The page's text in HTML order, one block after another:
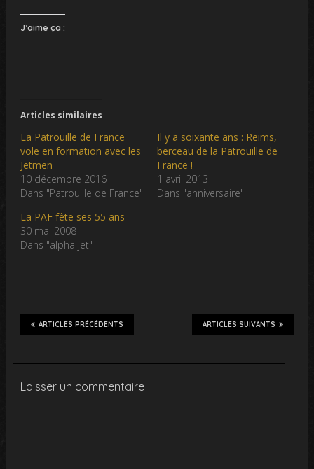
J’aime ça :
Articles similaires
La Patrouille de France
vole en formation avec les
Jetmen
10 décembre 2016
Dans "Patrouille de France"
Il y a soixante ans : Reims,
berceau de la Patrouille de
France !
1 avril 2013
Dans "anniversaire"
La PAF fête ses 55 ans
30 mai 2008
Dans "alpha jet"
ARTICLES SUIVANTS
ARTICLES PRÉCÉDENTS
Laisser un commentaire